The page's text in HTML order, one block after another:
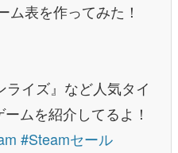
ム表を作ってみた！
ライズ』など人気タイ
ムを紹介してるよ！
#Steamセール